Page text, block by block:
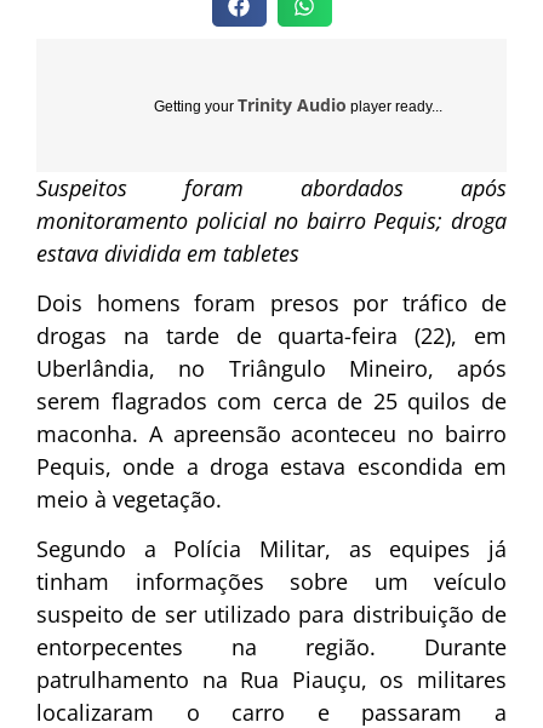
Getting your Trinity Audio player ready...
Suspeitos foram abordados após
monitoramento policial no bairro Pequis; droga
estava dividida em tabletes
Dois homens foram presos por tráfico de
drogas na tarde de quarta-feira (22), em
Uberlândia, no Triângulo Mineiro, após
serem flagrados com cerca de 25 quilos de
maconha. A apreensão aconteceu no bairro
Pequis, onde a droga estava escondida em
meio à vegetação.
Segundo a Polícia Militar, as equipes já
tinham informações sobre um veículo
suspeito de ser utilizado para distribuição de
entorpecentes na região. Durante
patrulhamento na Rua Piauçu, os militares
localizaram o carro e passaram a